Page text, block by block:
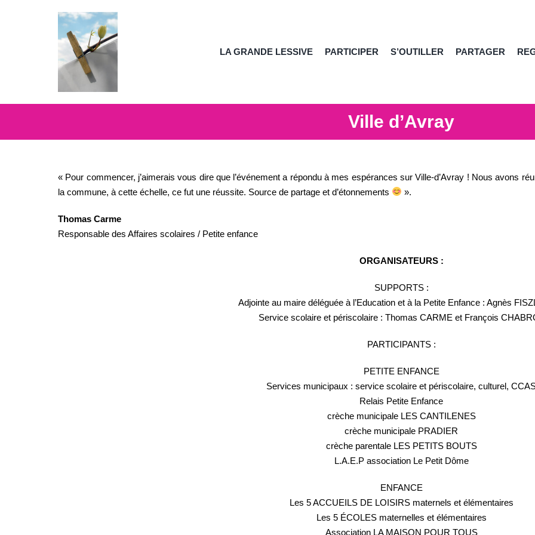
LA GRANDE LESSIVE
PARTICIPER S’OUTILLER PARTAGER
Ville d’Avray
« Pour commencer, j’aimerais vous dire que l’événement a répondu à mes espérances sur Ville-d’Avray ! Nous avons
la commune, à cette échelle, ce fut une réussite. Source de partage et d’étonnements
».
Thomas Carme
Responsable des Affaires scolaires / Petite enfance
ORGANISATEURS :
SUPPORTS :
Adjointe au maire déléguée à l’Education et à la Petite Enfance : Agnès
Service scolaire et périscolaire : Thomas CARME et François
PARTICIPANTS :
PETITE ENFANCE
Services municipaux : service scolaire et périscolaire, culturel,
Relais Petite Enfance
crèche municipale LES CANTILENES
crèche municipale PRADIER
crèche parentale LES PETITS BOUTS
L.A.E.P association Le Petit Dôme
ENFANCE
Les 5 ACCUEILS DE LOISIRS maternels et élémentaires
Les 5 ÉCOLES maternelles et élémentaires
Association LA MAISON POUR TOUS